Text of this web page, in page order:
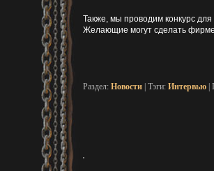
Также, мы проводим конкурс для
Желающие могут сделать
Раздел: Новости | Тэги: Интервью